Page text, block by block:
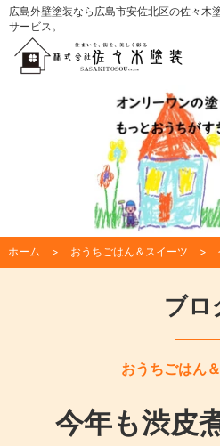
広島外壁塗装なら広島市安佐北区の佐々木
サービス。
ホーム おうちごはん＆スイーツ
ブロ
おうちごはん
今年も渋皮